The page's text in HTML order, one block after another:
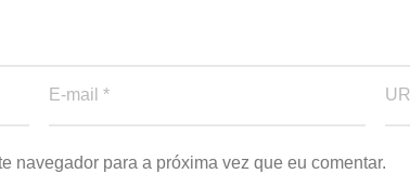
navegador para a próxima vez que eu comentar.